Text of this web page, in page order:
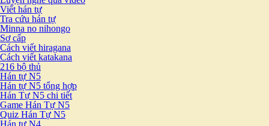
Viết hán tự
Tra cứu hán tự
Minna no nihongo
Sơ cấp
Cách viết hiragana
Cách viết katakana
216 bộ thủ
Hán tự N5
Hán tự N5 tổng hợp
Hán Tự N5 chi tiết
Game Hán Tự N5
Quiz Hán Tự N5
Hán tự N4